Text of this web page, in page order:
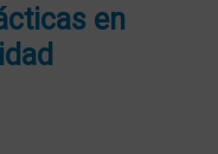
en